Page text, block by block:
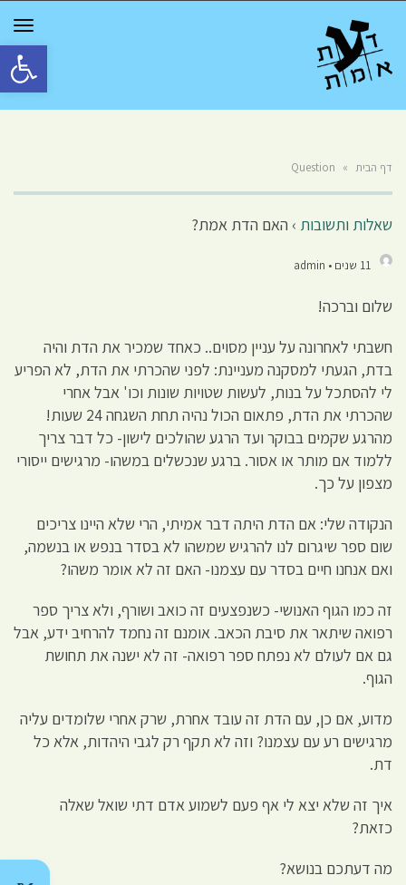
פתח
דף הבית »
Question
שאלות ותשובות › האם הדת אמת?
11 שנים • admin
שלום וברכה!
חשבתי לאחרונה על עניין מסוים.. כאחד שמכיר את הדת והיה
בדת, הגעתי למסקנה מעניינת: לפני שהכרתי את הדת, לא הפריע
לי להסתכל על בנות, לעשות שטויות שונות וכו' אבל אחרי
שהכרתי את הדת, פתאום הכול נהיה תחת השגחה 24 שעות!
מהרגע שקמים בבוקר ועד הרגע שהולכים לישון- כל דבר צריך
ללמוד אם מותר או אסור. ברגע שנכשלים במשהו- מרגישים ייסורי
מצפון על כך.
הנקודה שלי: אם הדת היתה דבר אמיתי, הרי שלא היינו צריכים
שום ספר שיגרום לנו להרגיש שמשהו לא בסדר בנפש או בנשמה,
ואם אנחנו חיים בסדר עם עצמנו- האם זה לא אומר משהו?
זה כמו הגוף האנושי- כשנפצעים זה כואב ושורף, ולא צריך ספר
רפואה שיתאר את סיבת הכאב. אומנם זה נחמד להרחיב ידע, אבל
גם אם לעולם לא נפתח ספר רפואה- זה לא ישנה את תחושת
הגוף.
מדוע, אם כן, עם הדת זה עובד אחרת, שרק אחרי שלומדים עליה
מרגישים רע עם עצמנו? וזה לא תקף רק לגבי היהדות, אלא כל
דת.
איך זה שלא יצא לי אף פעם לשמוע אדם דתי שואל שאלה
כזאת?
מה דעתכם בנושא?